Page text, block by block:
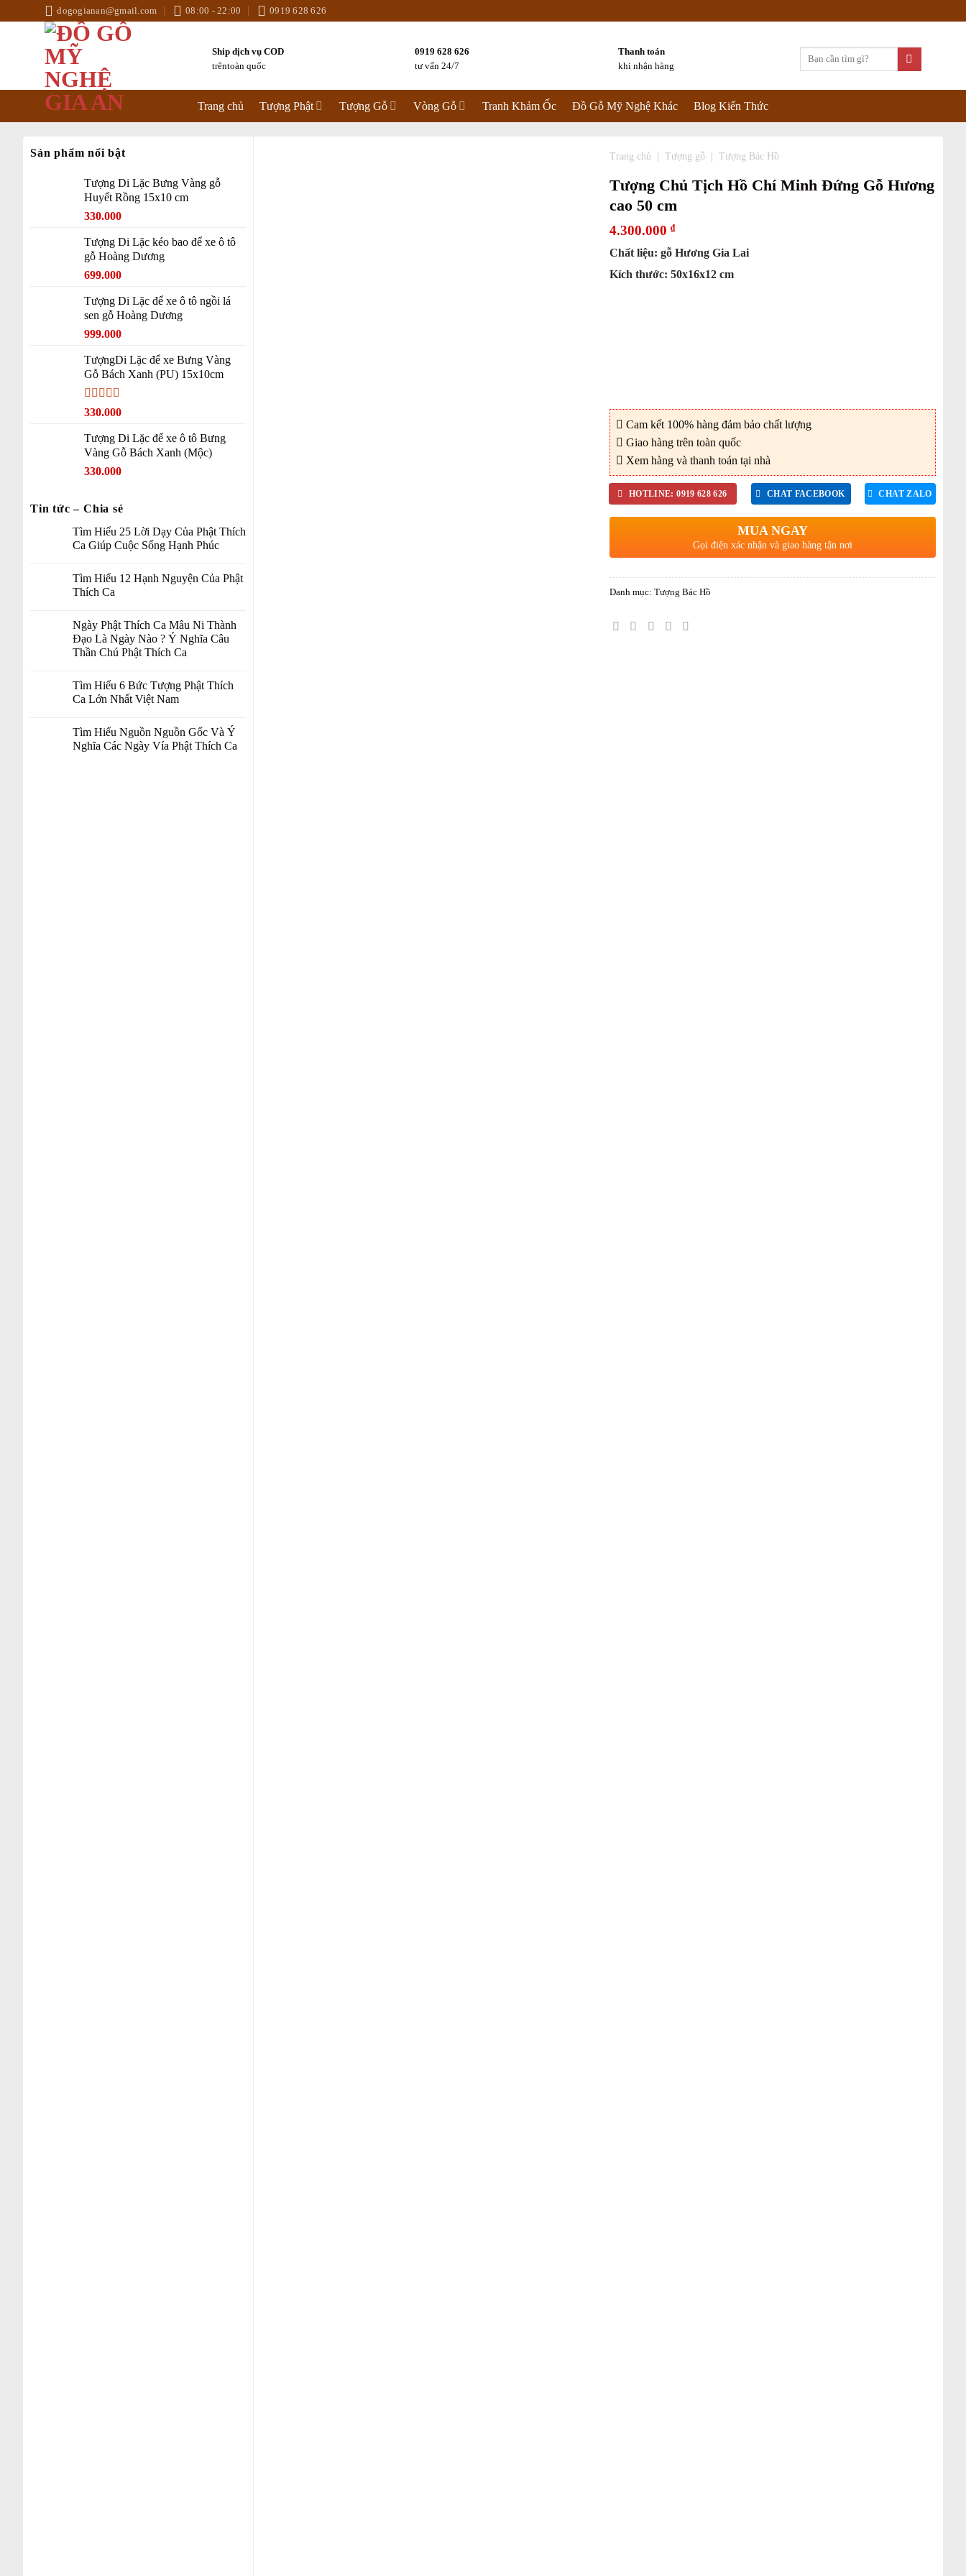
dogogianan@gmail.com 08:00 - 22:00 0919 628 626
Ship dịch vụ COD
trêntoàn quốc
0919 628 626
tư vấn 24/7
Thanh toán
khi nhận hàng
kiếm:
Trang chủ Tượng Phật Tượng Gỗ Vòng Gỗ Tranh Khảm Ốc Đồ Gỗ Mỹ Nghệ Khác Blog Kiến Thức
Sản phẩm nổi bật
Tượng Di Lặc Bưng Vàng gỗ
Huyết Rồng 15x10 cm
Original
was:
380.000 ₫.
330.000
is:
330.000 ₫.
Tượng Di Lặc kéo bao để xe ô tô
gỗ Hoàng Dương
699.000
Tượng Di Lặc để xe ô tô ngồi lá
sen gỗ Hoàng Dương
Original
was:
1.100.000 ₫.
999.000
is:
999.000 ₫.
TượngDi Lặc để xe Bưng Vàng
Gỗ Bách Xanh (PU) 15x10cm
Được xếp
sao
330.000
Tượng Di Lặc để xe ô tô Bưng
Vàng Gỗ Bách Xanh (Mộc)
330.000
Tin tức – Chia sẻ
Tìm Hiểu 25 Lời Dạy Của Phật Thích
Ca Giúp Cuộc Sống Hạnh Phúc
Tìm Hiểu 12 Hạnh Nguyện Của Phật
Thích Ca
Ngày Phật Thích Ca Mâu Ni Thành
Đạo Là Ngày Nào ? Ý Nghĩa Câu
Thần Chú Phật Thích Ca
Tìm Hiểu 6 Bức Tượng Phật Thích
Ca Lớn Nhất Việt Nam
Tìm Hiểu Nguồn Nguồn Gốc Và Ý
Nghĩa Các Ngày Vía Phật Thích Ca
Trang chủ Tượng gỗ Tượng Bác Hồ
Tượng Chủ Tịch Hồ Chí Minh Đứng Gỗ Hương
cao 50 cm
4.300.000 ₫
Chất liệu: gỗ Hương Gia Lai
Kích thước: 50x16x12 cm
Cam kết 100% hàng đảm bảo chất lượng
Giao hàng trên toàn quốc
Xem hàng và thanh toán tại nhà
HOTLINE: 0919 628 626 CHAT FACEBOOK CHAT ZALO
MUA NGAY
Gọi điện xác nhận và giao hàng tận nơi
Danh mục: Tượng Bác Hồ